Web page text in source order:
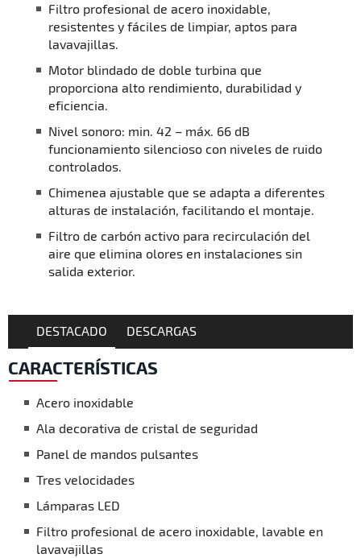
Filtro profesional de acero inoxidable,
resistentes y fáciles de limpiar, aptos para
lavavajillas.
Motor blindado de doble turbina que
proporciona alto rendimiento, durabilidad y
eficiencia.
Nivel sonoro: min. 42 – máx. 66 dB
funcionamiento silencioso con niveles de ruido
controlados.
Chimenea ajustable que se adapta a diferentes
alturas de instalación, facilitando el montaje.
Filtro de carbón activo para recirculación del
aire que elimina olores en instalaciones sin
salida exterior.
DESTACADO DESCARGAS
CARACTERÍSTICAS
Acero inoxidable
Ala decorativa de cristal de seguridad
Panel de mandos pulsantes
Tres velocidades
Lámparas LED
Filtro profesional de acero inoxidable, lavable en
lavavajillas